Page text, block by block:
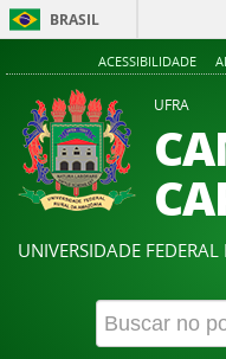
BRASIL
ACESSIBILIDADE
UFRA
UNIVERSIDADE